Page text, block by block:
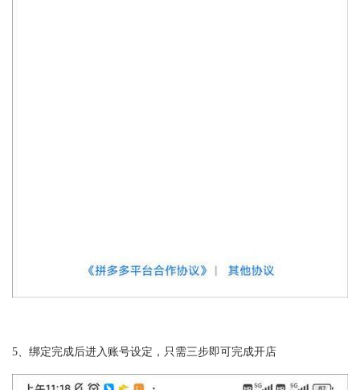
5、绑定完成后进入账号设定，只需三步即可完成开店